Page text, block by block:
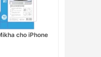
cho iPhone